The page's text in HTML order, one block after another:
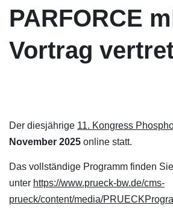
PARFORCE
Vortrag
Der diesjährige 11. Kongress
November 2025 online statt.
Das vollständige Programm finden Sie
unter https://www.prueck-bw.de/cms-
prueck/content/media/